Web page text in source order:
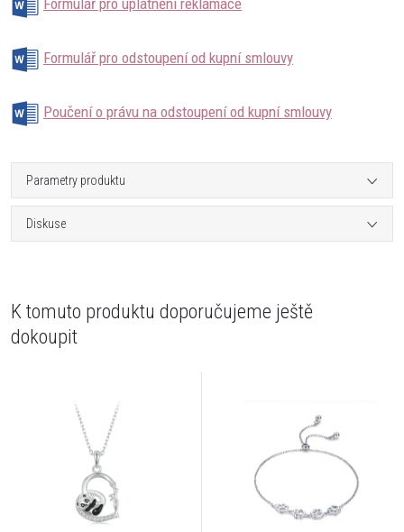
Formulář pro uplatnění reklamace
Formulář pro odstoupení od kupní smlouvy
Poučení o právu na odstoupení od kupní smlouvy
Parametry produktu
Diskuse
K tomuto produktu doporučujeme ještě
dokoupit